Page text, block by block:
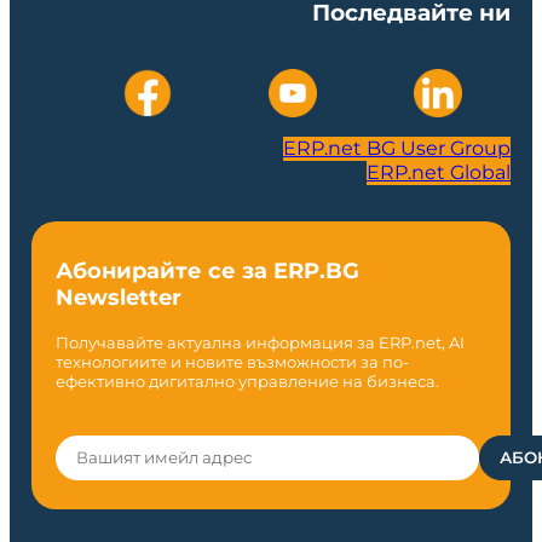
Последвайте ни
ERP.net BG User Group
ERP.net Global
Абонирайте се за ERP.BG
Newsletter
Получавайте актуална информация за ERP.net, AI
технологиите и новите възможности за по-
ефективно дигитално управление на бизнеса.